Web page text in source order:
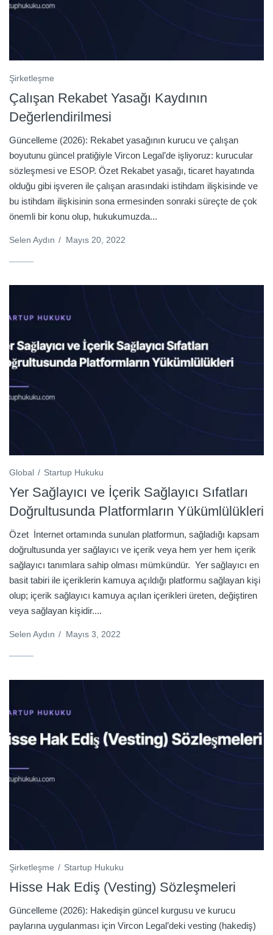
Şirketleşme
Çalışan Rekabet Yasağı Kaydının
Değerlendirilmesi
Güncelleme (2026): Rekabet yasağının kurucu ve çalışan
boyutunu güncel pratiğiyle Vircon Legal’de işliyoruz: kurucular
sözleşmesi ve ESOP. Özet Rekabet yasağı, ticaret hayatında
olduğu gibi işveren ile çalışan arasındaki istihdam ilişkisinde ve
bu istihdam ilişkisinin sona ermesinden sonraki süreçte de çok
önemli bir konu olup, hukukumuzda...
Selen Aydın / Mayıs 20, 2022
Global Startup Hukuku
Yer Sağlayıcı ve İçerik Sağlayıcı Sıfatları
Doğrultusunda Platformların Yükümlülükleri
Özet İnternet ortamında sunulan platformun, sağladığı kapsam
doğrultusunda yer sağlayıcı ve içerik veya hem yer hem içerik
sağlayıcı tanımlara sahip olması mümkündür. Yer sağlayıcı en
basit tabiri ile içeriklerin kamuya açıldığı platformu sağlayan kişi
olup; içerik sağlayıcı kamuya açılan içerikleri üreten, değiştiren
veya sağlayan kişidir....
Selen Aydın / Mayıs 3, 2022
Şirketleşme Startup Hukuku
Hisse Hak Ediş (Vesting) Sözleşmeleri
Güncelleme (2026): Hakedişin güncel kurgusu ve kurucu
paylarına uygulanması için Vircon Legal’deki vesting (hakediş)